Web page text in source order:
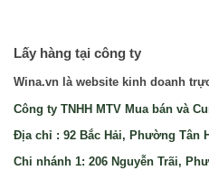
Lấy hàng tại công ty
Wina.vn là website kinh doanh
Công ty TNHH MTV Mua bán và
Địa chỉ : 92 Bắc Hải, Phường Tân
Chi nhánh 1: 206 Nguyễn Trãi,